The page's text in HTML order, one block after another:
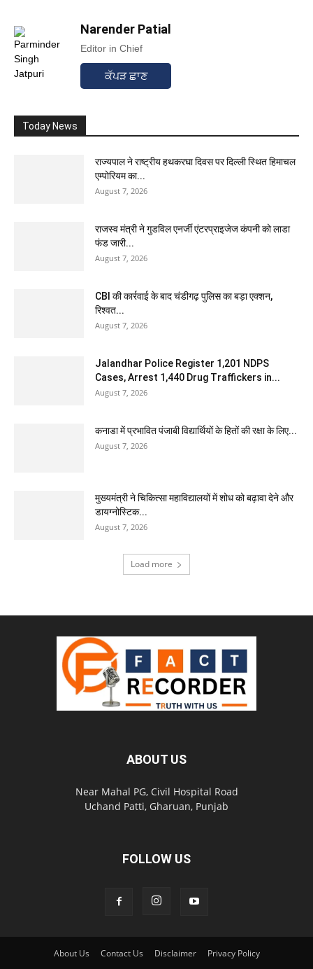
Narender Patial
Editor in Chief
ਕੱਪੜ ਛਾਣ
Today News
राज्यपाल ने राष्ट्रीय हथकरघा दिवस पर दिल्ली स्थित हिमाचल
एम्पोरियम का...
August 7, 2026
राजस्व मंत्री ने गुडविल एनर्जी एंटरप्राइजेज कंपनी को लाडा
फंड जारी...
August 7, 2026
CBI की कार्रवाई के बाद चंडीगढ़ पुलिस का बड़ा एक्शन,
रिश्वत...
August 7, 2026
Jalandhar Police Register 1,201 NDPS
Cases, Arrest 1,440 Drug Traffickers in...
August 7, 2026
कनाडा में प्रभावित पंजाबी विद्यार्थियों के हितों की रक्षा के लिए...
August 7, 2026
मुख्यमंत्री ने चिकित्सा महाविद्यालयों में शोध को बढ़ावा देने और
डायग्नोस्टिक...
August 7, 2026
Load more
ABOUT US
Near Mahal PG, Civil Hospital Road
Uchand Patti, Gharuan, Punjab
FOLLOW US
About Us Contact Us Disclaimer Privacy Policy